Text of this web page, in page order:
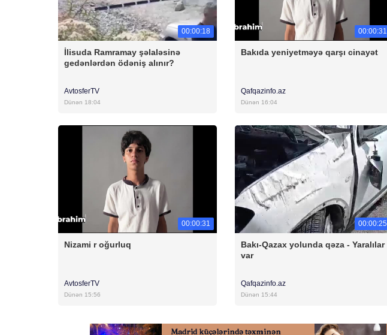
00:00:18
İlisuda Ramramay şəlaləsinə
gedənlərdən ödəniş alınır?
AvtosferTV
Dünən 18:04
00:00:31
Bakıda yeniyetməyə qarşı cinayət
Qafqazinfo.az
Dünən 16:04
00:00:31
Nizami r oğurluq
AvtosferTV
Dünən 15:56
00:00:25
Bakı-Qazax yolunda qəza - Yaralılar
var
Qafqazinfo.az
Dünən 15:44